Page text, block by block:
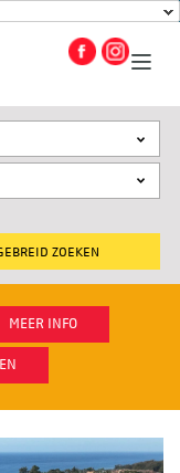
ZOEKEN
MEER INFO